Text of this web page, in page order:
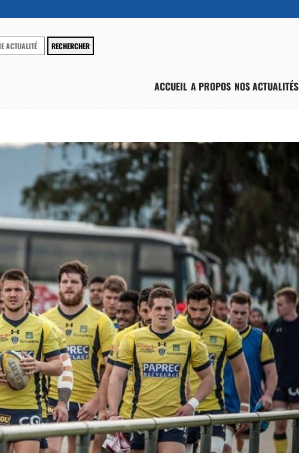
ACCUEIL A PROPOS NOS ACTUALITÉS